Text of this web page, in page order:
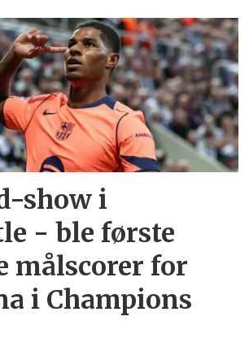
show i
- ble første
målscorer for
i Champions